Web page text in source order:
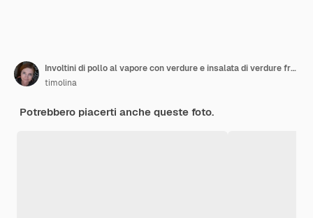
Involtini di pollo al vapore con verdure e insalata di verdure fresche su un piatto marrone
timolina
Potrebbero piacerti anche queste foto.